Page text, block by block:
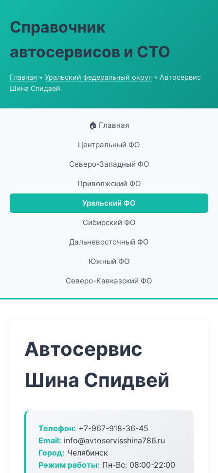
Справочник
автосервисов и СТО
Главная » Уральский федеральный округ » Автосервис
Шина Спидвей
🏠 Главная
Центральный ФО
Северо-Западный ФО
Приволжский ФО
Уральский ФО
Сибирский ФО
Дальневосточный ФО
Южный ФО
Северо-Кавказский ФО
Автосервис
Шина Спидвей
Телефон: +7-967-918-36-45
Email: info@avtoservisshina786.ru
Город: Челябинск
Режим работы: Пн-Вс: 08:00-22:00